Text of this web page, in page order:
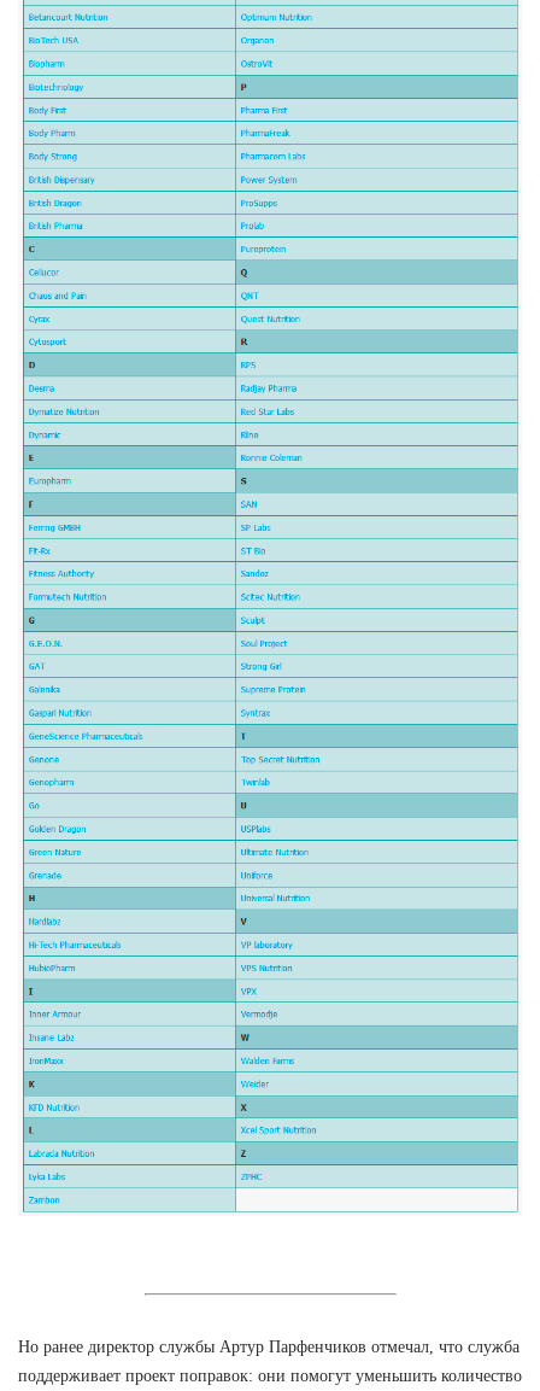
Но ранее директор службы Артур Парфенчиков отмечал, что служба
поддерживает проект поправок: они помогут уменьшить количество